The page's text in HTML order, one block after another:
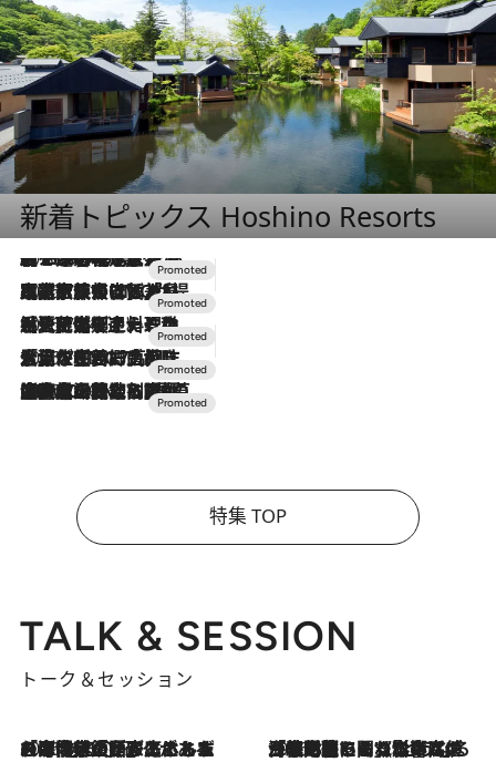
新着トピックス Hoshino Resorts
2026.8.7
【トンボの足水浴】ヒノキの香りに包まれて涼感マックス！約13℃の湧水かけ流しを避暑地「星野温泉 トンボの湯」で体験
2026.7.31
【ホテル帰省】という選択肢をOMOが提案。家族とほどよい距離を保つには「昼は実家、夜は気兼ねなくホテルで！」
2026.7.24
【夏限定ディナーコース】旬を迎える稚鮎や花ズッキーニなどをイタリア・トスカーナの郷土料理の手法で満喫！
2026.7.17
「土佐和ハーブかき氷」がOMO7高知に登場！生姜、山椒、大葉など目にも舌にも涼を呼ぶ郷土の味
2026.7.10
NEW OPEN！【界 草津】名湯の地に誕生。趣の異なる2種の温泉と上州ならではの会席・蕎麦割烹など美食を味わう究極の癒やし旅
特集 TOP
TALK & SESSION
トーク＆セッション
2026.8.3
「今後値上げがあるとすれば…」「リスクがあるのは今年の冬」エネルギー専門家が語る、ホルムズ海峡封鎖が家庭にもたらす“ある心配” 2026.8.3
「住宅建てられない…」「サーチャージ料の高値が続いている」ホルムズ海峡封鎖による影響はいつまで続く？《エネルギー専門家に聞く“どうなる日本の暮らし”》